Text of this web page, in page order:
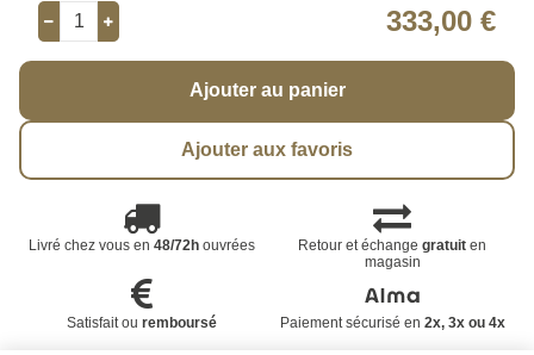
333,00 €
Ajouter au panier
Ajouter aux favoris
Livré chez vous en 48/72houvrées Retour et échangegratuit en
magasin
Satisfait ou remboursé Paiement sécurisé en 2x, 3x ou 4x